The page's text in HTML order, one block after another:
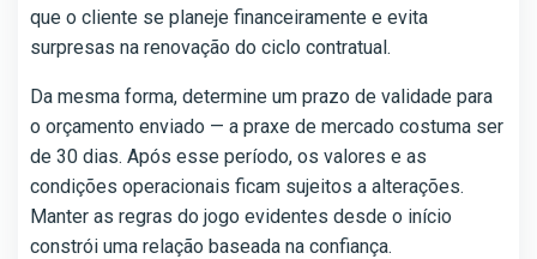
que o cliente se planeje financeiramente e evita
surpresas na renovação do ciclo contratual.
Da mesma forma, determine um prazo de validade para
o orçamento enviado — a praxe de mercado costuma ser
de 30 dias. Após esse período, os valores e as
condições operacionais ficam sujeitos a alterações.
Manter as regras do jogo evidentes desde o início
constrói uma relação baseada na confiança.